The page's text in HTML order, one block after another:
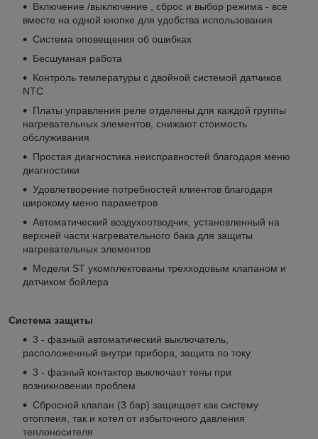
Включение /выключение , сброс и выбор режима - все
вместе на одной кнопке для удобства использования
Система оповещения об ошибках
Бесшумная работа
Контроль температуры с двойной системой датчиков
NTC
Платы управления реле отделены для каждой группы
нагревательных элементов, снижают стоимость
обслуживания
Простая диагностика неисправностей благодаря меню
диагностики
Удовлетворение потребностей клиентов благодаря
широкому меню параметров
Автоматический воздухоотводчик, установленный на
верхней части нагревательного бака для защиты
нагревательных элементов
Модели ST укомплектованы трехходовым клапаном и
датчиком бойлера
Система защиты
3 - фазный автоматический выключатель,
расположенный внутри прибора, защита по току
3 - фазный контактор выключает тены при
возникновении проблем
Сбросной клапан (3 бар) защищает как систему
отоплеия, так и котел от избыточного давления
теплоносителя